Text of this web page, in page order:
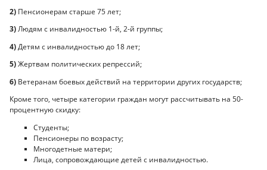
2) Пенсионерам старше 75 лет;
3)Людям с инвалидностью 1-й, 2-й группы;
4)Детям с инвалидностью до 18 лет;
5)Жертвам политических репрессий;
6) Ветеранам боевых действий на территории других государств;
Кроме того, четыре категории граждан могут рассчитывать на 50-
процентную скидку:
Студенты;
Пенсионеры по возрасту;
Многодетные матери;
Лица, сопровождающие детей с инвалидностью.